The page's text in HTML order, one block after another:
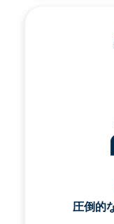
圧倒的